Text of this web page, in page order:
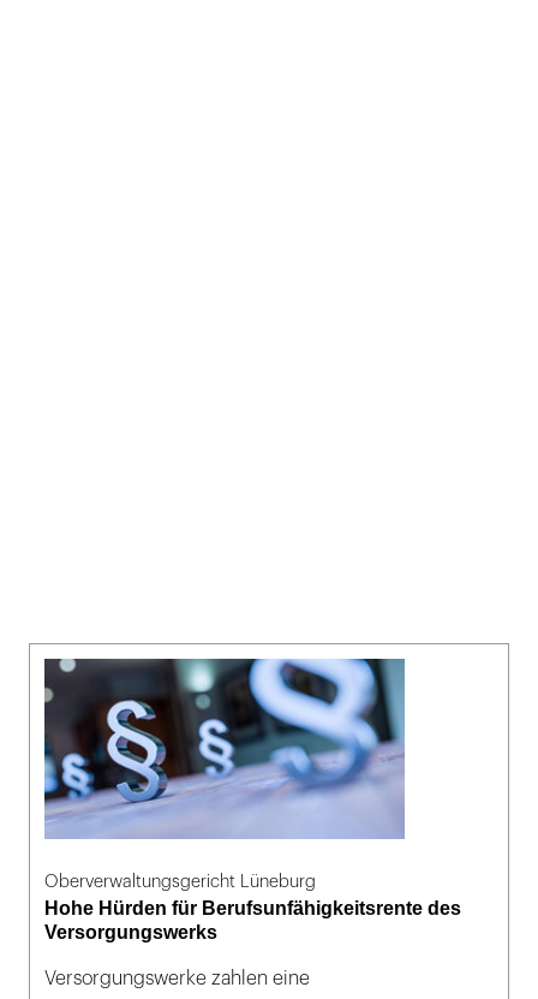
Oberverwaltungsgericht Lüneburg
Hohe Hürden für Berufsunfähigkeitsrente des
Versorgungswerks
Versorgungswerke zahlen eine